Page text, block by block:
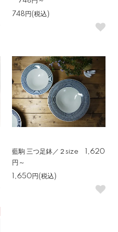
748円(税込)
藍駒 三つ足鉢／２size 1,620
円～
1,650円(税込)